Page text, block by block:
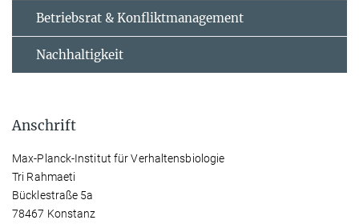
Betriebsrat & Konfliktmanagement
Nachhaltigkeit
Anschrift
Max-Planck-Institut für Verhaltensbiologie
Tri Rahmaeti
Bücklestraße 5a
78467 Konstanz